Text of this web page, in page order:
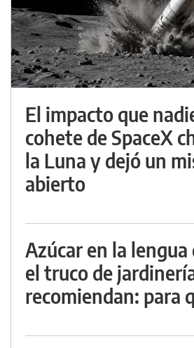
El impacto que
cohete de SpaceX
la Luna y dejó un
abierto
Azúcar en la lengua
el truco de
recomiendan: para